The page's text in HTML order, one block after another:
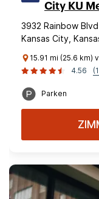
City KU
3932 Rainbow Blvd
Kansas City,
15.91 mi (25.6 km)
4.56
Parken